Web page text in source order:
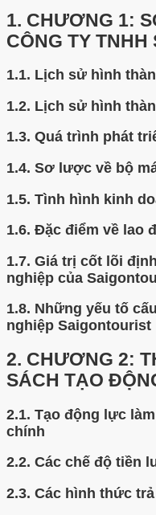
1. CHƯƠNG 1:
CÔNG TY TNHH
1.1. Lịch sử hình
1.2. Lịch sử hình
1.3. Quá trình phát
1.4. Sơ lược về bộ
1.5. Tình hình kinh
1.6. Đặc điểm về lao
1.7. Giá trị cốt lõi
nghiệp của
1.8. Những yếu tố
nghiệp Saigontourist
2. CHƯƠNG 2:
SÁCH TẠO
2.1. Tạo động lực
chính
2.2. Các chế độ tiền
2.3. Các hình thức